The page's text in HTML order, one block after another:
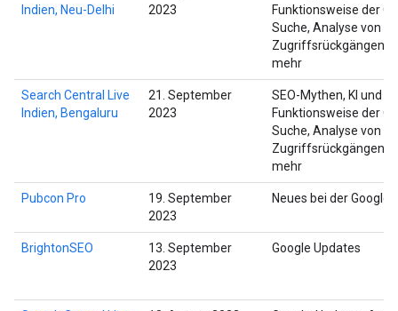
Indien, Neu-Delhi
2023
Funktionsweise der
Suche, Analyse von
Zugriffsrückgängen
mehr
Search Central Live
Indien, Bengaluru
21. September
2023
SEO-Mythen, KI und
Funktionsweise der
Suche, Analyse von
Zugriffsrückgängen
mehr
Pubcon Pro
19. September
2023
Neues bei der Google
BrightonSEO
13. September
2023
Google Updates